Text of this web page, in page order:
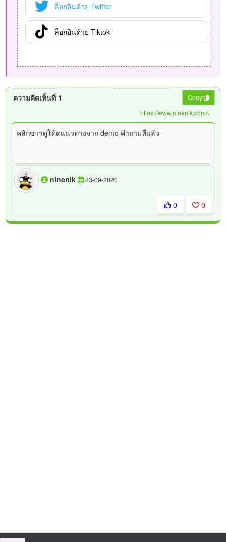
ล็อกอินด้วย Twitter
ล็อกอินด้วย Tiktok
ความคิดเห็นที่ 1 Copy
คลิกขวาดูโค้ดแนวทางจาก demo คำถามที่แล้ว
ninenik 23-09-2020
0 0